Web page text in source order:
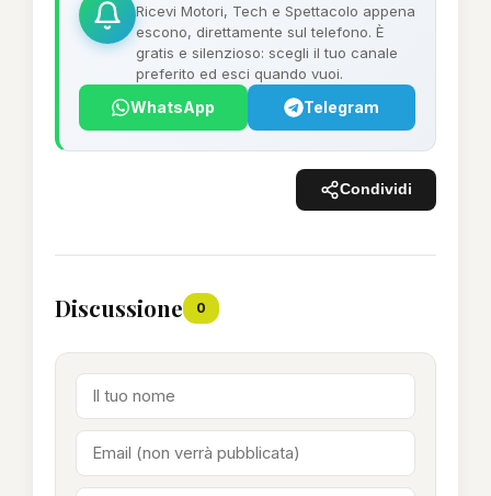
Ricevi Motori, Tech e Spettacolo appena
escono, direttamente sul telefono. È
gratis e silenzioso: scegli il tuo canale
preferito ed esci quando vuoi.
WhatsApp Telegram
Condividi
Discussione 0